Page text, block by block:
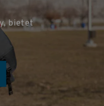
bietet